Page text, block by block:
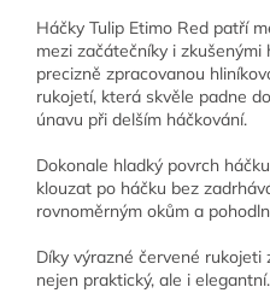
Háčky Tulip Etimo Red patří
mezi začátečníky i zkušenými
precizně zpracovanou
rukojetí, která skvěle padne
únavu při delším háčkování.
Dokonale hladký povrch
klouzat po háčku bez
rovnoměrným okům a
Díky výrazné červené rukojeti
nejen praktický, ale i elegantní.